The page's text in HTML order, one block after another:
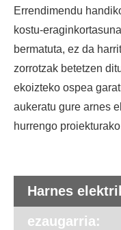
Errendimendu
kostu-
bermatuta, ez da
zorrotzak betetzen
ekoizteko ospea
aukeratu gure arnes
hurrengo
Harnes
ezaugarria: